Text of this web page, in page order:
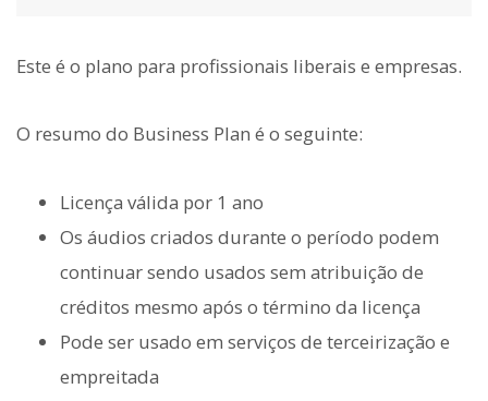
Este é o plano para profissionais liberais e empresas.
O resumo do Business Plan é o seguinte:
Licença válida por 1 ano
Os áudios criados durante o período podem
continuar sendo usados sem atribuição de
créditos mesmo após o término da licença
Pode ser usado em serviços de terceirização e
empreitada